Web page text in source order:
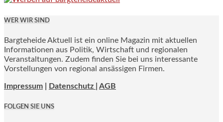
WER WIR SIND
Bargteheide Aktuell ist ein online Magazin mit aktuellen
Informationen aus Politik, Wirtschaft und regionalen
Veranstaltungen. Zudem finden Sie bei uns interessante
Vorstellungen von regional ansässigen Firmen.
Impressum Datenschutz | AGB
FOLGEN SIE UNS